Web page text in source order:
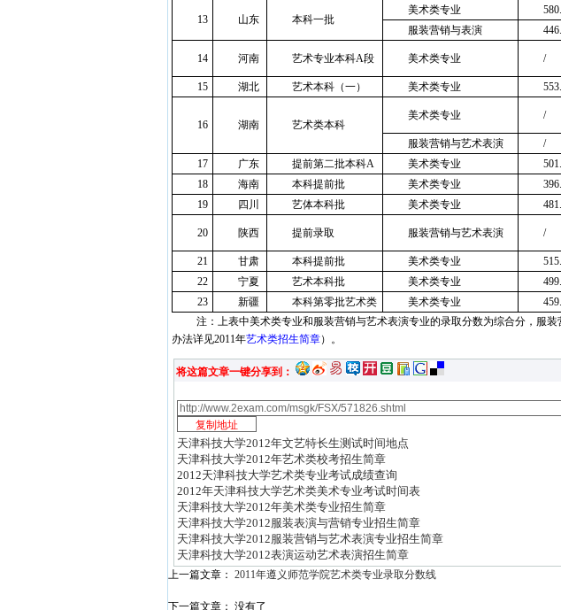
13 山东 本科一批
美术类专业
服装营销与表演
14 河南 艺术专业本科A段 美术类专业 /
15
湖北 艺术本科（一） 美术类专业
16 湖南 艺术类本科
美术类专业 /
服装营销与艺术表演
/
17
广东 提前第二批本科A 美术类专业
18
海南 本科提前批 美术类专业
19
四川 艺体本科批 美术类专业
20 陕西 提前录取 服装营销与艺术表演 /
21 甘肃 本科提前批 美术类专业
22
宁夏 艺术本科批 美术类专业
23
新疆 本科第零批艺术类 美术类专业
注：上表中美术类专业和服装营销与艺术表演专业的录取分数为综合分，服
办法详见2011年艺术类招生简章）。
将这篇文章一键分享到：
天津科技大学2012年文艺特长生测试时间地点
天津科技大学2012年艺术类校考招生简章
2012天津科技大学艺术类专业考试成绩查询
2012年天津科技大学艺术类美术专业考试时间表
天津科技大学2012年美术类专业招生简章
天津科技大学2012服装表演与营销专业招生简章
天津科技大学2012服装营销与艺术表演专业招生简章
天津科技大学2012表演运动艺术表演招生简章
上一篇文章： 2011年遵义师范学院艺术类专业录取分数线
下一篇文章： 没有了